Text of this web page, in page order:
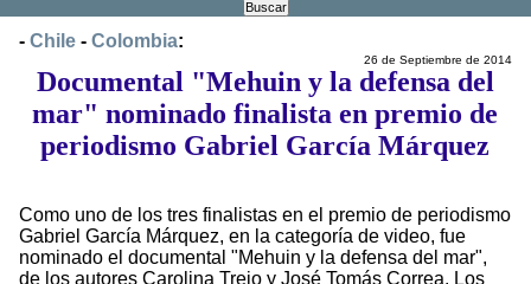
- Chile - Colombia:
26 de Septiembre de 2014
Documental "Mehuin y la defensa del
mar" nominado finalista en premio de
periodismo Gabriel García Márquez
Como uno de los tres finalistas en el premio de periodismo
Gabriel García Márquez, en la categoría de video, fue
nominado el documental "Mehuin y la defensa del mar",
de los autores Carolina Trejo y José Tomás Correa. Los